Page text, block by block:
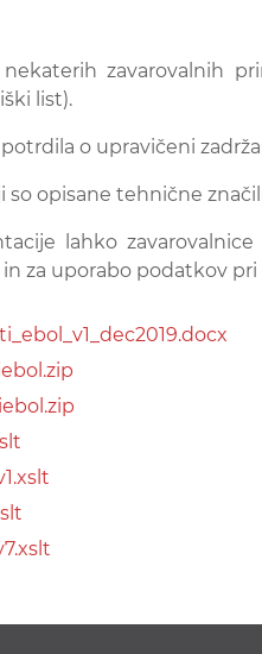
zavarovalnih
list).
o upravičeni
opisane tehnične
lahko
za uporabo podatkov